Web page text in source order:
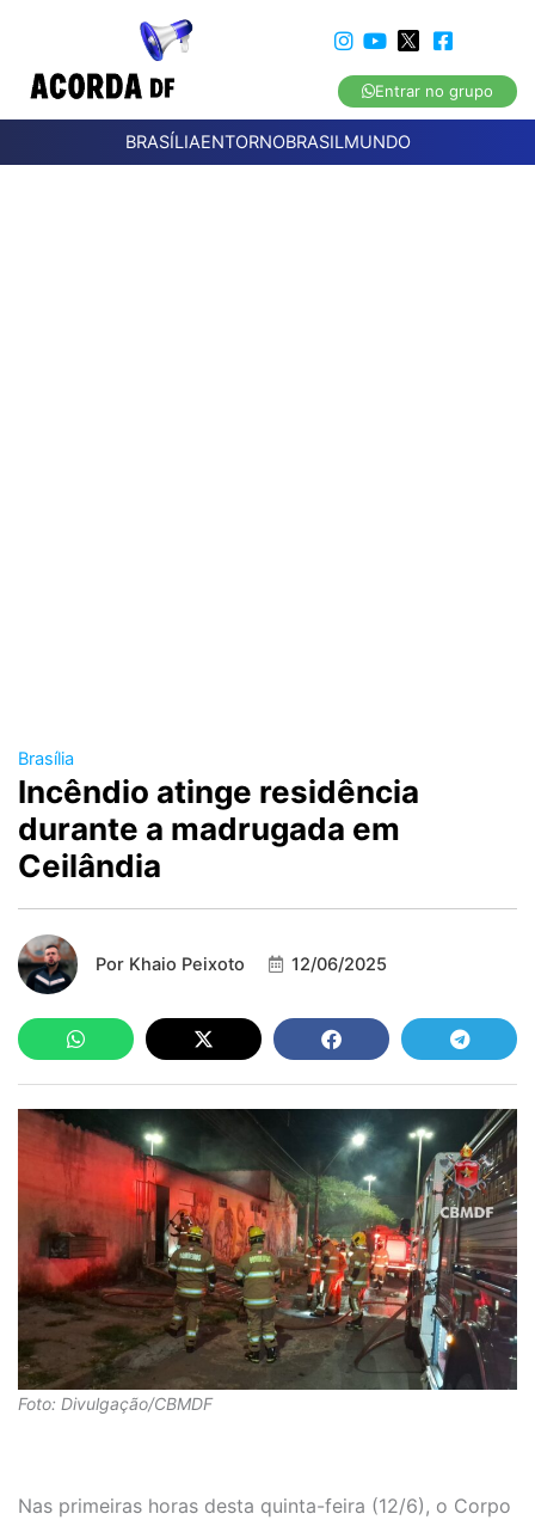
Entrar no grupo
BRASÍLIAENTORNOBRASILMUNDO
Brasília
Incêndio atinge residência
durante a madrugada em
Ceilândia
Por Khaio Peixoto 12/06/2025
Foto: Divulgação/CBMDF
Nas primeiras horas desta quinta-feira (12/6), o Corpo